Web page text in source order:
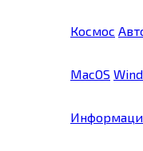
Космос
MacOS